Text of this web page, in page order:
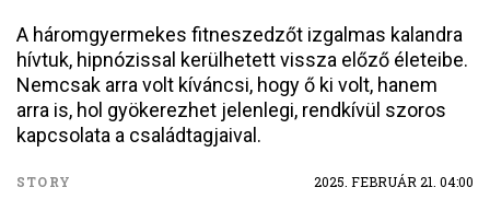
A háromgyermekes fitneszedzőt izgalmas kalandra
hívtuk, hipnózissal kerülhetett vissza előző életeibe.
Nemcsak arra volt kíváncsi, hogy ő ki volt, hanem
arra is, hol gyökerezhet jelenlegi, rendkívül szoros
kapcsolata a családtagjaival.
STORY 2025. FEBRUÁR 21. 04:00